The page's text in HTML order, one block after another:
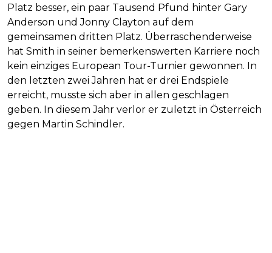
Platz besser, ein paar Tausend Pfund hinter Gary
Anderson und Jonny Clayton auf dem
gemeinsamen dritten Platz. Überraschenderweise
hat Smith in seiner bemerkenswerten Karriere noch
kein einziges European Tour-Turnier gewonnen. In
den letzten zwei Jahren hat er drei Endspiele
erreicht, musste sich aber in allen geschlagen
geben. In diesem Jahr verlor er zuletzt in Österreich
gegen Martin Schindler.